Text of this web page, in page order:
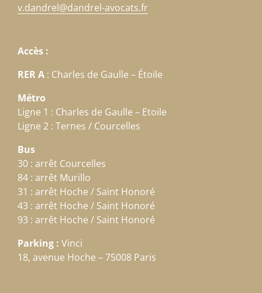
v.dandrel@dandrel-avocats.fr
Accès :
RER A : Charles de Gaulle – Étoile
Métro
Ligne 1 : Charles de Gaulle – Etoile
Ligne 2 : Ternes / Courcelles
Bus
30 : arrêt Courcelles
84 : arrêt Murillo
31 : arrêt Hoche / Saint Honoré
43 : arrêt Hoche / Saint Honoré
93 : arrêt Hoche / Saint Honoré
Parking : Vinci
18, avenue Hoche – 75008 Paris